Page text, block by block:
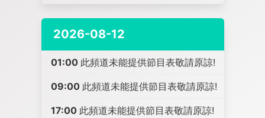
2026-08-12
01:00 此頻道未能提供節目表敬請原諒!
09:00 此頻道未能提供節目表敬請原諒!
17:00 此頻道未能提供節目表敬請原諒!